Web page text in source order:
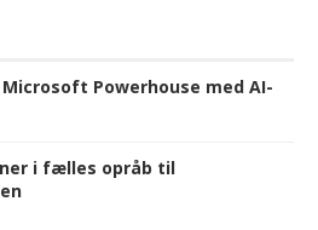
Powerhouse med AI-
i fælles opråb til